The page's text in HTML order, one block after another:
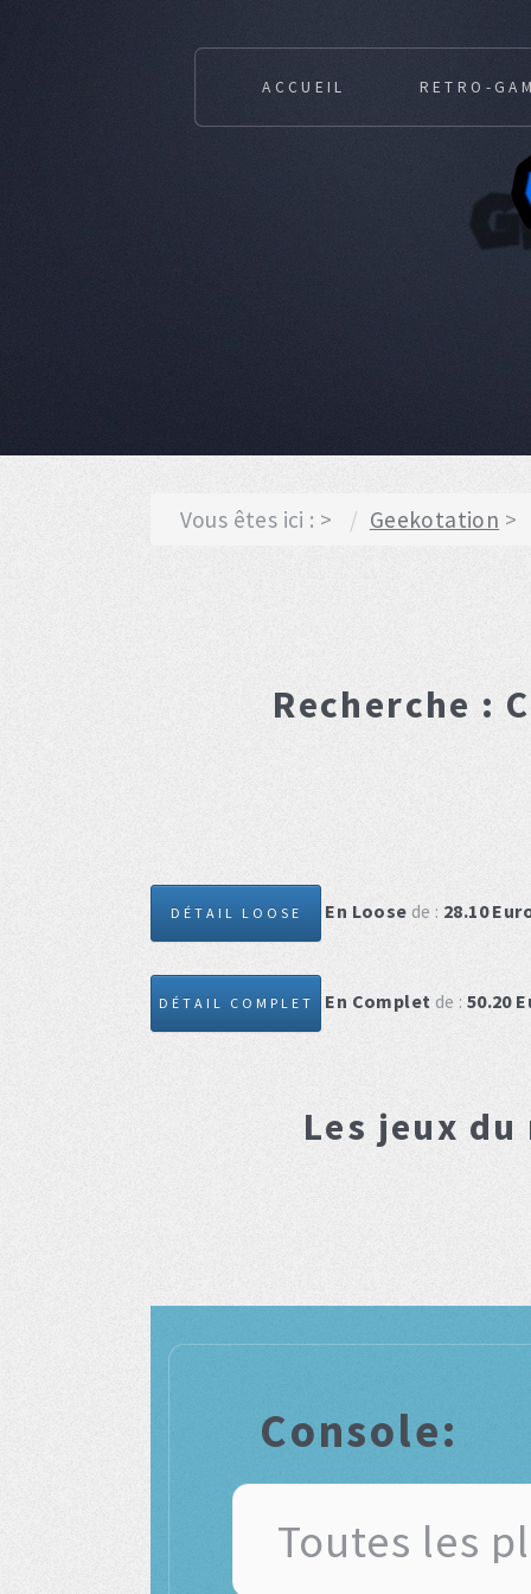
ACCUEIL RETRO-
Vous êtes ici : Geekotation
Recherche :
DÉTAIL LOOSE En Loose de : 28.10
DÉTAIL COMPLET En Complet de : 50.20
Les jeux
Console: